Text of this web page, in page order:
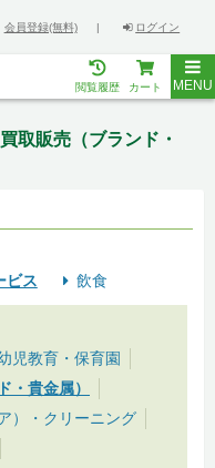
会員登録(無料) | ログイン
閲覧履歴 カート MENU
取販売（ブランド・
ビス 飲食
児教育・保育園
・貴金属）
）・クリーニング